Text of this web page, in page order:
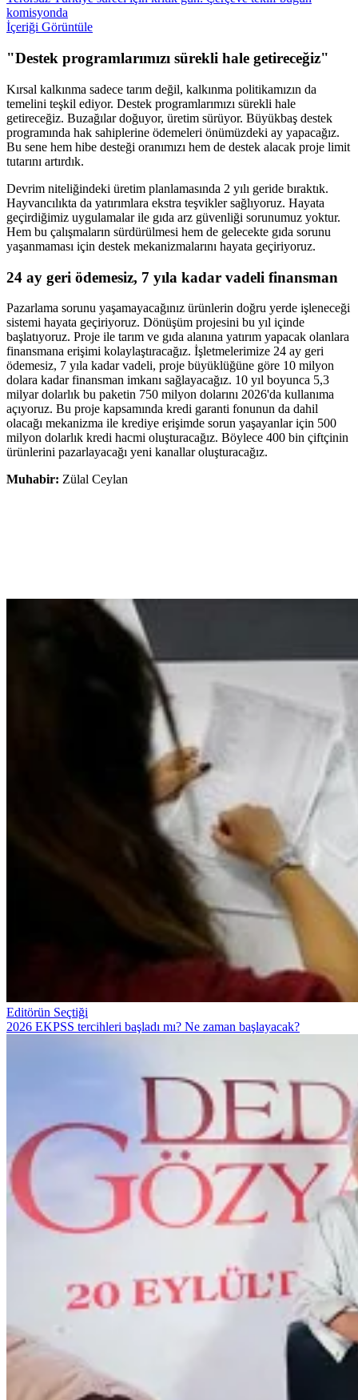
komisyonda
İçeriği Görüntüle
"Destek programlarımızı sürekli hale getireceğiz"
Kırsal kalkınma sadece tarım değil, kalkınma politikamızın da
temelini teşkil ediyor. Destek programlarımızı sürekli hale
getireceğiz. Buzağılar doğuyor, üretim sürüyor. Büyükbaş destek
programında hak sahiplerine ödemeleri önümüzdeki ay yapacağız.
Bu sene hem hibe desteği oranımızı hem de destek alacak proje limit
tutarını artırdık.
Devrim niteliğindeki üretim planlamasında 2 yılı geride bıraktık.
Hayvancılıkta da yatırımlara ekstra teşvikler sağlıyoruz. Hayata
geçirdiğimiz uygulamalar ile gıda arz güvenliği sorunumuz yoktur.
Hem bu çalışmaların sürdürülmesi hem de gelecekte gıda sorunu
yaşanmaması için destek mekanizmalarını hayata geçiriyoruz.
24 ay geri ödemesiz, 7 yıla kadar vadeli finansman
Pazarlama sorunu yaşamayacağınız ürünlerin doğru yerde işleneceği
sistemi hayata geçiriyoruz. Dönüşüm projesini bu yıl içinde
başlatıyoruz. Proje ile tarım ve gıda alanına yatırım yapacak olanlara
finansmana erişimi kolaylaştıracağız. İşletmelerimize 24 ay geri
ödemesiz, 7 yıla kadar vadeli, proje büyüklüğüne göre 10 milyon
dolara kadar finansman imkanı sağlayacağız. 10 yıl boyunca 5,3
milyar dolarlık bu paketin 750 milyon dolarını 2026'da kullanıma
açıyoruz. Bu proje kapsamında kredi garanti fonunun da dahil
olacağı mekanizma ile krediye erişimde sorun yaşayanlar için 500
milyon dolarlık kredi hacmi oluşturacağız. Böylece 400 bin çiftçinin
ürünlerini pazarlayacağı yeni kanallar oluşturacağız.
Muhabir: Zülal Ceylan
Editörün Seçtiği
2026 EKPSS tercihleri başladı mı? Ne zaman başlayacak?